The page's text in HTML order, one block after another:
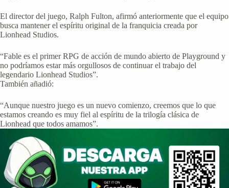
El director del juego, Ralph Fulton, afirmó anteriormente que el equipo
busca mantener el espíritu original de la franquicia creada por
Lionhead Studios.
“Fable es el primer RPG de acción de mundo abierto de Playground y
no podríamos estar más orgullosos de continuar el trabajo del
legendario Lionhead Studios”.
También añadió:
“Aunque nuestro juego es un nuevo comienzo, creemos que lo que
estamos creando es muy fiel al espíritu de la trilogía clásica de
Lionhead que todos amamos”.